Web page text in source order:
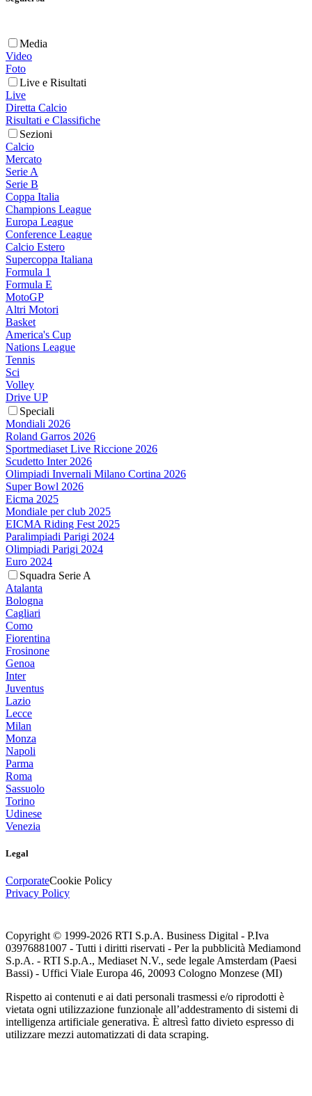
Media
Video
Foto
Live e Risultati
Live
Diretta Calcio
Risultati e Classifiche
Sezioni
Calcio
Mercato
Serie A
Serie B
Coppa Italia
Champions League
Europa League
Conference League
Calcio Estero
Supercoppa Italiana
Formula 1
Formula E
MotoGP
Altri Motori
Basket
America's Cup
Nations League
Tennis
Sci
Volley
Drive UP
Speciali
Mondiali 2026
Roland Garros 2026
Sportmediaset Live Riccione 2026
Scudetto Inter 2026
Olimpiadi Invernali Milano Cortina 2026
Super Bowl 2026
Eicma 2025
Mondiale per club 2025
EICMA Riding Fest 2025
Paralimpiadi Parigi 2024
Olimpiadi Parigi 2024
Euro 2024
Squadra Serie A
Atalanta
Bologna
Cagliari
Como
Fiorentina
Frosinone
Genoa
Inter
Juventus
Lazio
Lecce
Milan
Monza
Napoli
Parma
Roma
Sassuolo
Torino
Udinese
Venezia
Legal
CorporateCookie Policy
Privacy Policy
Copyright © 1999-2026 RTI S.p.A. Business Digital - P.Iva
03976881007 - Tutti i diritti riservati - Per la pubblicità Mediamond
S.p.A. - RTI S.p.A., Mediaset N.V., sede legale Amsterdam (Paesi
Bassi) - Uffici Viale Europa 46, 20093 Cologno Monzese (MI)
Rispetto ai contenuti e ai dati personali trasmessi e/o riprodotti è
vietata ogni utilizzazione funzionale all’addestramento di sistemi di
intelligenza artificiale generativa. È altresì fatto divieto espresso di
utilizzare mezzi automatizzati di data scraping.